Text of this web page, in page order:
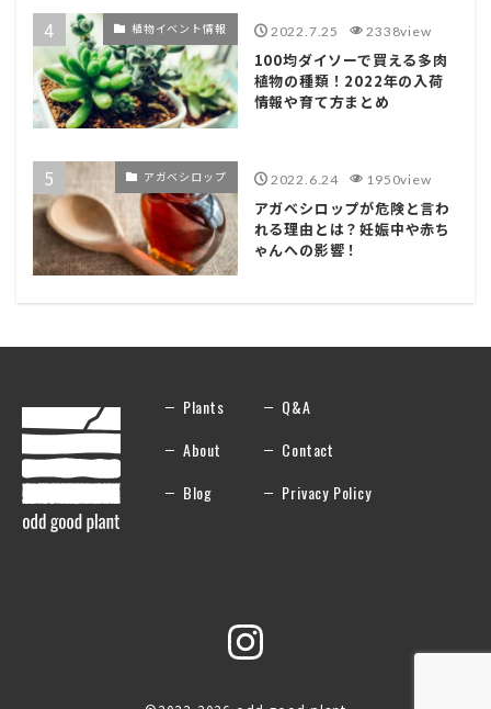
植物イベント情報 2022.7.25 2338view
100均ダイソーで買える多肉
植物の種類！2022年の入荷
情報や育て方まとめ
アガベシロップ 2022.6.24 1950view
アガベシロップが危険と言わ
れる理由とは？妊娠中や赤ち
ゃんへの影響！
Plants
About
Blog
Q&A
Contact
Privacy Policy